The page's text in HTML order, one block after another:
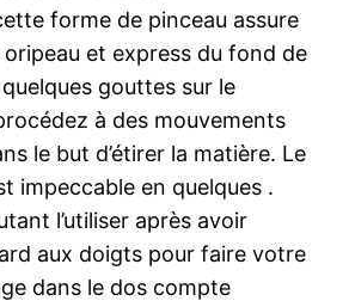
forme de pinceau assure
et express du fond de
gouttes sur le
à des mouvements
le but d’étirer la matière. Le
impeccable en quelques .
l’utiliser après avoir
aux doigts pour faire votre
dans le dos compte